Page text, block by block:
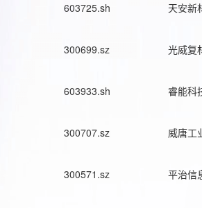
603725.sh 天安新
300699.sz 光威复
603933.sh 睿能科
300707.sz 威唐工
300571.sz 平治信